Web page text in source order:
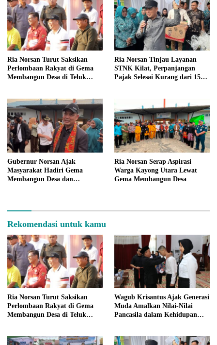
Ria Norsan Turut Saksikan
Perlombaan Rakyat di Gema
Membangun Desa di Teluk
Ria Norsan Tinjau Layanan
STNK Kilat, Perpanjangan
Pajak Selesai Kurang dari 15
Gubernur Norsan Ajak
Masyarakat Hadiri Gema
Membangun Desa dan
Ria Norsan Serap Aspirasi
Warga Kayong Utara Lewat
Gema Membangun Desa
Rekomendasi untuk kamu
Ria Norsan Turut Saksikan
Perlombaan Rakyat di Gema
Membangun Desa di Teluk
Wagub Krisantus Ajak Generasi
Muda Amalkan Nilai-Nilai
Pancasila dalam Kehidupan